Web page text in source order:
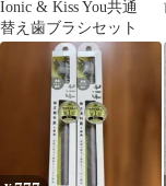
Ionic & Kiss You共通
替え歯ブラシセット